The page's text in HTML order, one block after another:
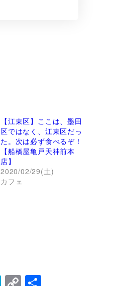
【江東区】ここは、墨田
区ではなく、江東区だっ
た。次は必ず食べるぞ！
【船橋屋亀戸天神前本
店】
2020/02/29(土)
カフェ